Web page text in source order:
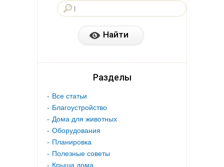
Разделы
Все статьи
Благоустройство
Дома для животных
Оборудования
Планировка
Полезные советы
Крыша дома